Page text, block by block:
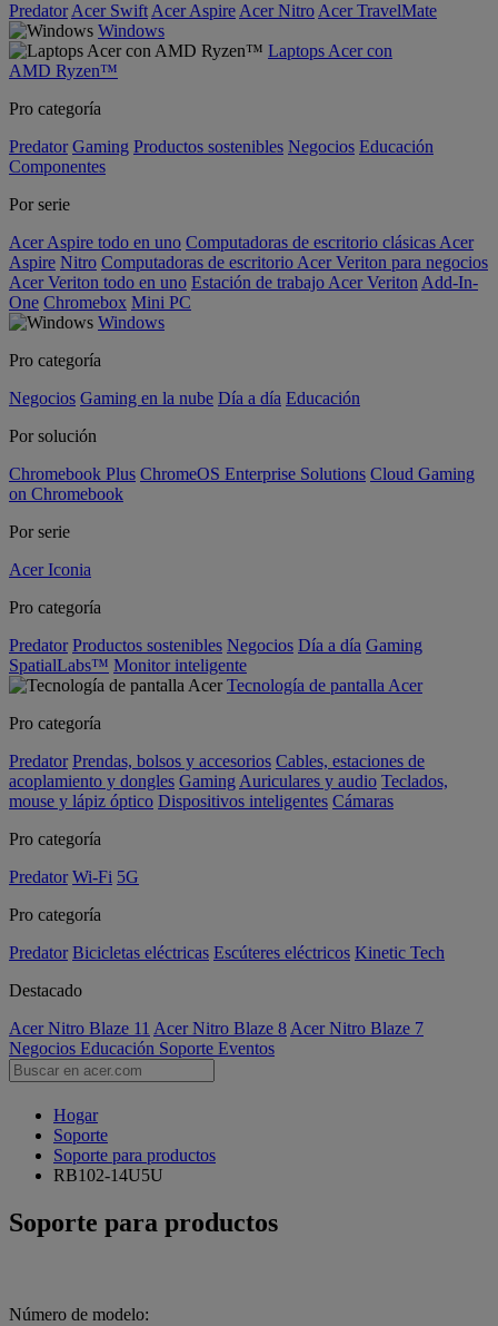
Predator Acer Swift Acer Aspire Acer Nitro Acer TravelMate
Windows
Laptops Acer con
AMD Ryzen™
Pro categoría
Predator Gaming Productos sostenibles Negocios Educación
Componentes
Por serie
Acer Aspire todo en uno Computadoras de escritorio clásicas Acer
Aspire Nitro Computadoras de escritorio Acer Veriton para negocios
Acer Veriton todo en uno Estación de trabajo Acer Veriton Add-In-
One Chromebox Mini PC
Windows
Pro categoría
Negocios Gaming en la nube Día a día Educación
Por solución
Chromebook Plus ChromeOS Enterprise Solutions Cloud Gaming
on Chromebook
Por serie
Acer Iconia
Pro categoría
Predator Productos sostenibles Negocios Día a día Gaming
SpatialLabs™ Monitor inteligente
Tecnología de pantalla Acer
Pro categoría
Predator Prendas, bolsos y accesorios Cables, estaciones de
acoplamiento y dongles Gaming Auriculares y audio Teclados,
mouse y lápiz óptico Dispositivos inteligentes Cámaras
Pro categoría
Predator Wi-Fi 5G
Pro categoría
Predator Bicicletas eléctricas Escúteres eléctricos Kinetic Tech
Destacado
Acer Nitro Blaze 11 Acer Nitro Blaze 8 Acer Nitro Blaze 7
Negocios Educación Soporte Eventos
Hogar
Soporte
Soporte para productos
RB102-14U5U
Soporte para productos
Número de modelo: